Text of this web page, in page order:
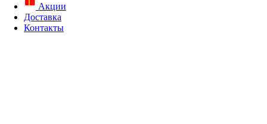
Акции
Доставка
Контакты